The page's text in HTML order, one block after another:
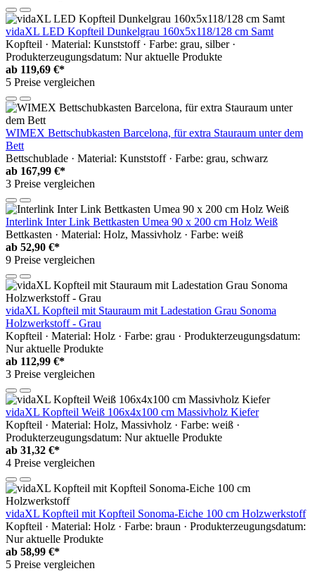
vidaXL LED Kopfteil Dunkelgrau 160x5x118/128 cm Samt
Kopfteil · Material: Kunststoff · Farbe: grau, silber ·
Produkterzeugungsdatum: Nur aktuelle Produkte
ab 119,69 €*
5 Preise vergleichen
WIMEX Bettschubkasten Barcelona, für extra Stauraum unter dem
Bett
Bettschublade · Material: Kunststoff · Farbe: grau, schwarz
ab 167,99 €*
3 Preise vergleichen
Interlink Inter Link Bettkasten Umea 90 x 200 cm Holz Weiß
Bettkasten · Material: Holz, Massivholz · Farbe: weiß
ab 52,90 €*
9 Preise vergleichen
vidaXL Kopfteil mit Stauraum mit Ladestation Grau Sonoma
Holzwerkstoff - Grau
Kopfteil · Material: Holz · Farbe: grau · Produkterzeugungsdatum:
Nur aktuelle Produkte
ab 112,99 €*
3 Preise vergleichen
vidaXL Kopfteil Weiß 106x4x100 cm Massivholz Kiefer
Kopfteil · Material: Holz, Massivholz · Farbe: weiß ·
Produkterzeugungsdatum: Nur aktuelle Produkte
ab 31,32 €*
4 Preise vergleichen
vidaXL Kopfteil mit Kopfteil Sonoma-Eiche 100 cm Holzwerkstoff
Kopfteil · Material: Holz · Farbe: braun · Produkterzeugungsdatum:
Nur aktuelle Produkte
ab 58,99 €*
5 Preise vergleichen